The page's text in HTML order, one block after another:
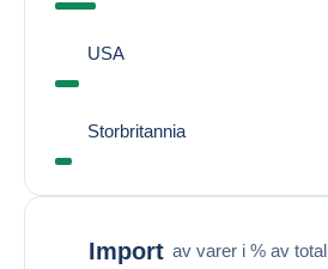
USA
Storbritannia
Import av varer i % av total